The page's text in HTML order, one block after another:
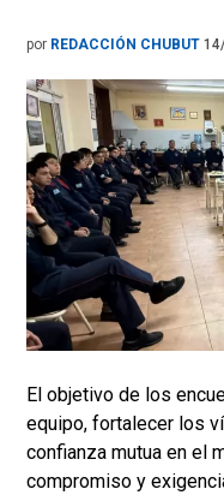
por REDACCIÓN CHUBUT
El objetivo de los
equipo, fortalecer los
confianza mutua en el
compromiso y